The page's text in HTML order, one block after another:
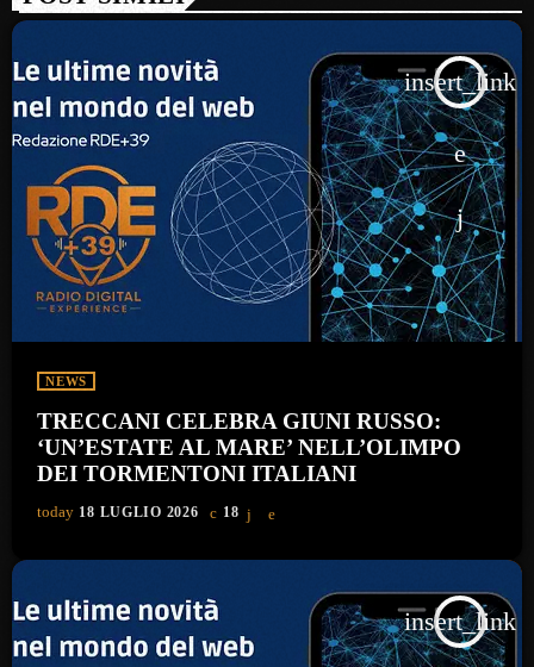
insert_link
NEWS
TRECCANI CELEBRA GIUNI RUSSO:
‘UN’ESTATE AL MARE’ NELL’OLIMPO
DEI TORMENTONI ITALIANI
today 18 LUGLIO 2026 18
insert_link